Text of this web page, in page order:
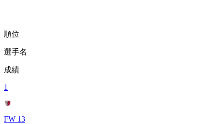
順位
選手名
成績
1
FW 13